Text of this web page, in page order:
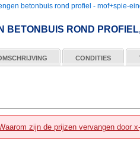
betonbuis rond profiel - mof+spie-
BETONBUIS ROND
CONDITIES
zijn de prijzen vervangen door